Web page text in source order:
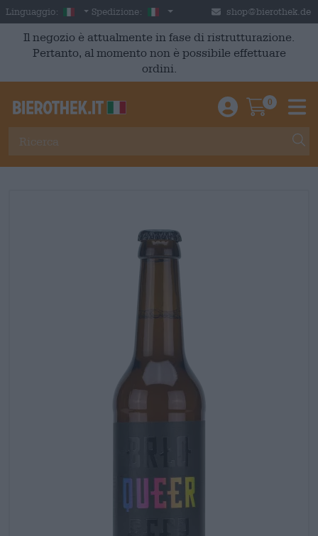
Skip to main content
Linguaggio: Italian
Spedizione: Italia shop@bierothek.de
Il negozio è attualmente in fase di ristrutturazione.
Pertanto, al momento non è possibile effettuare
ordini.
Einloggen /
0